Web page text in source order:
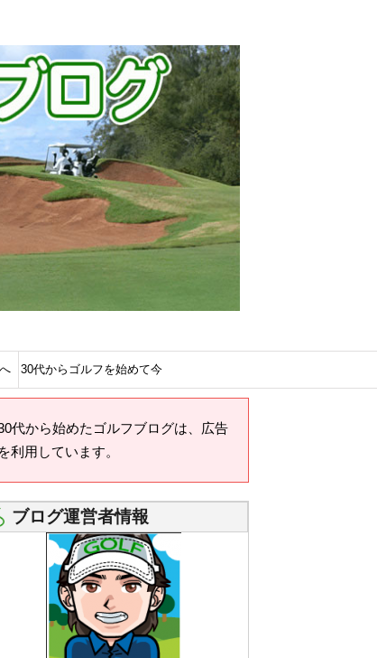
30代からゴルフを始めて今
代から始めたゴルフブログは、広告
を利用しています。
ブログ運営者情報